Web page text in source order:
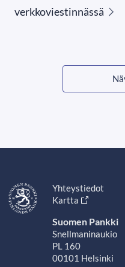
verkkoviestinnässä
Yhteystiedot
Kartta
Suomen Pankki
Snellmaninaukio
PL 160
00101 Helsinki